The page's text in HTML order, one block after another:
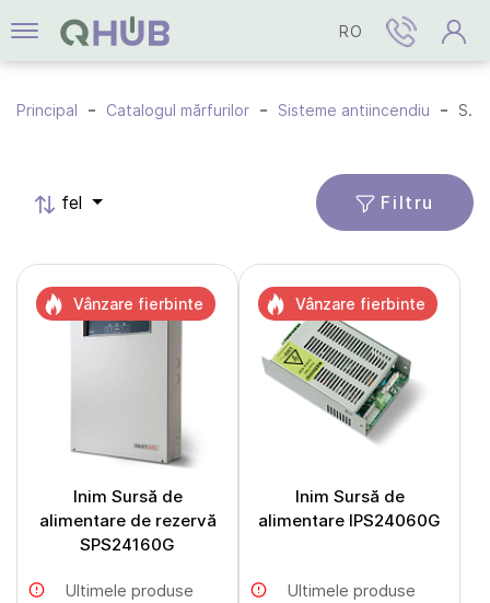
RO
Principal Catalogul mărfurilor Sisteme antiincendiu Surse de alimentare
fel Filtru
Inim Sursă de
alimentare de rezervă
SPS24160G
Ultimele produse
Vânzare fierbinte
Inim Sursă de
alimentare IPS24060G
Ultimele produse
Vânzare fierbinte